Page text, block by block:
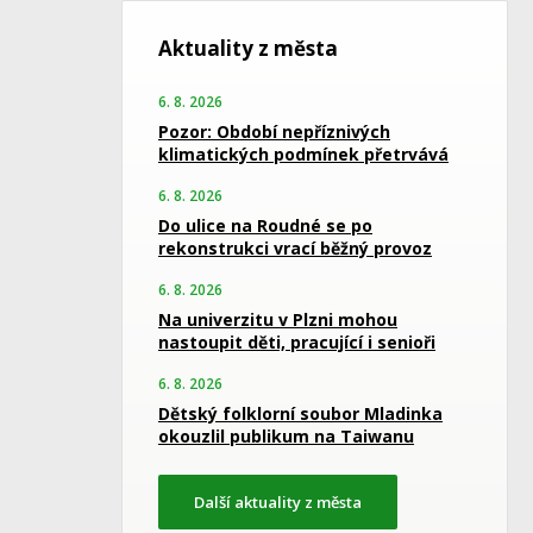
Aktuality z města
6. 8. 2026
Pozor: Období nepříznivých
klimatických podmínek přetrvává
6. 8. 2026
Do ulice na Roudné se po
rekonstrukci vrací běžný provoz
6. 8. 2026
Na univerzitu v Plzni mohou
nastoupit děti, pracující i senioři
6. 8. 2026
Dětský folklorní soubor Mladinka
okouzlil publikum na Taiwanu
Další aktuality z města